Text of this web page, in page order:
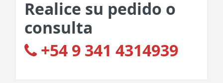
Realice su pedido o
consulta
+54 9 341 4314939